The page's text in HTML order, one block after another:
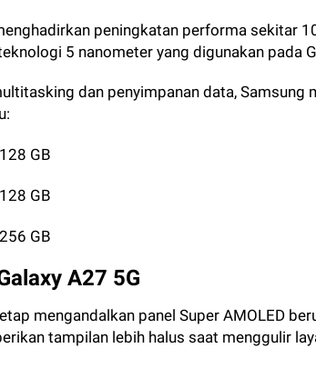
peningkatan performa sekitar
5 nanometer yang digunakan pada
dan penyimpanan data, Samsung
GB
GB
GB
A27 5G
mengandalkan panel Super AMOLED
tampilan lebih halus saat menggulir